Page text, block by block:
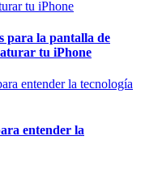
para la pantalla de
tu iPhone
entender la